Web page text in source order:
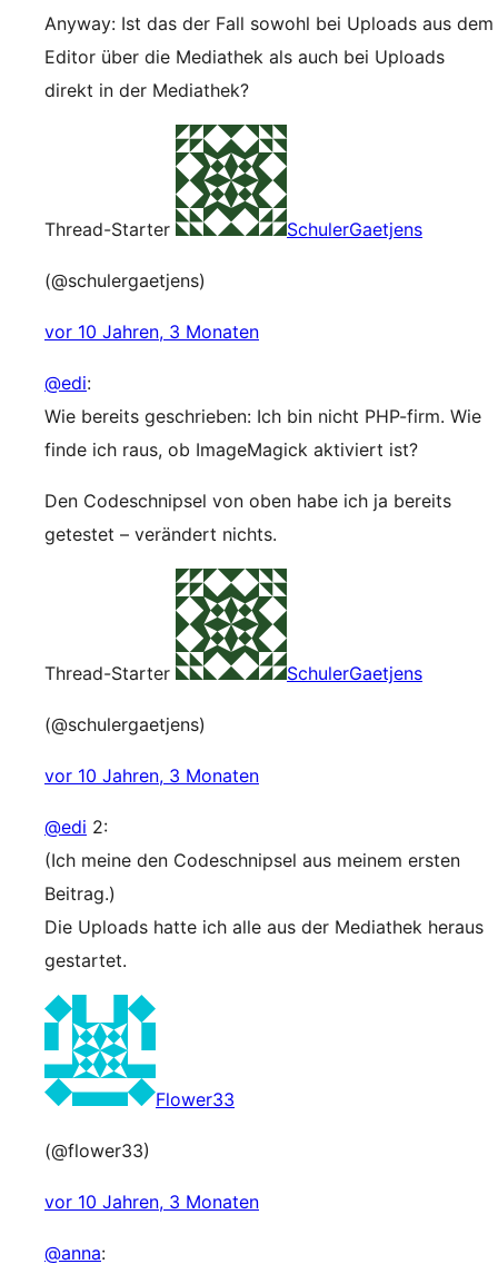
Anyway: Ist das der Fall sowohl bei Uploads aus dem
Editor über die Mediathek als auch bei Uploads
direkt in der Mediathek?
Thread-Starter SchulerGaetjens
(@schulergaetjens)
vor 10 Jahren, 3 Monaten
@edi:
Wie bereits geschrieben: Ich bin nicht PHP-firm. Wie
finde ich raus, ob ImageMagick aktiviert ist?
Den Codeschnipsel von oben habe ich ja bereits
getestet – verändert nichts.
Thread-Starter SchulerGaetjens
(@schulergaetjens)
vor 10 Jahren, 3 Monaten
@edi 2:
(Ich meine den Codeschnipsel aus meinem ersten
Beitrag.)
Die Uploads hatte ich alle aus der Mediathek heraus
gestartet.
Flower33
(@flower33)
vor 10 Jahren, 3 Monaten
@anna: